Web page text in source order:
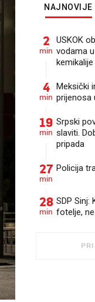
NAJNOVIJE
2
min
USKOK
vodama
kemikalije
4
min
Meksički
prijenosa
19
min
Srpski
slaviti.
pripada
27
min
Policija
28
min
SDP Sinj:
fotelje,